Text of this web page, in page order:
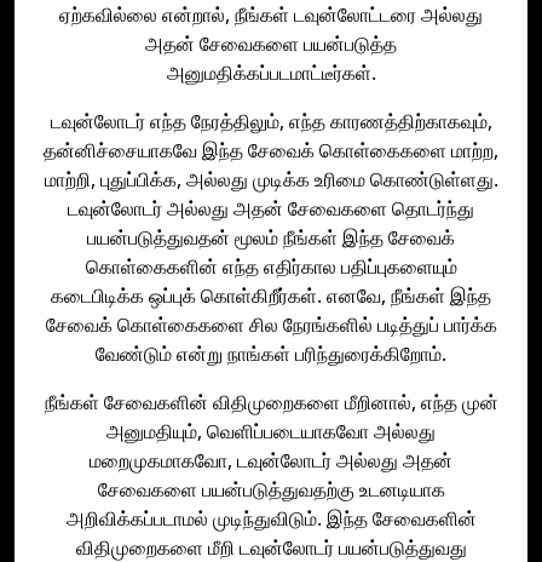
ஏற்கவில்லை என்றால், நீங்கள் டவுன்லோட்டரை அல்லது
அதன் சேவைகளை பயன்படுத்த
அனுமதிக்கப்படமாட்டீர்கள்.
டவுன்லோடர் எந்த நேரத்திலும், எந்த காரணத்திற்காகவும்,
தன்னிச்சையாகவே இந்த சேவைக் கொள்கைகளை மாற்ற,
மாற்றி, புதுப்பிக்க, அல்லது முடிக்க உரிமை கொண்டுள்ளது.
டவுன்லோடர் அல்லது அதன் சேவைகளை தொடர்ந்து
பயன்படுத்துவதன் மூலம் நீங்கள் இந்த சேவைக்
கொள்கைகளின் எந்த எதிர்கால பதிப்புகளையும்
கடைபிடிக்க ஒப்புக் கொள்கிறீர்கள். எனவே, நீங்கள் இந்த
சேவைக் கொள்கைகளை சில நேரங்களில் படித்துப் பார்க்க
வேண்டும் என்று நாங்கள் பரிந்துரைக்கிறோம்.
நீங்கள் சேவைகளின் விதிமுறைகளை மீறினால், எந்த முன்
அனுமதியும், வெளிப்படையாகவோ அல்லது
மறைமுகமாகவோ, டவுன்லோடர் அல்லது அதன்
சேவைகளை பயன்படுத்துவதற்கு உடனடியாக
அறிவிக்கப்படாமல் முடிந்துவிடும். இந்த சேவைகளின்
விதிமுறைகளை மீறி டவுன்லோடர் பயன்படுத்துவது